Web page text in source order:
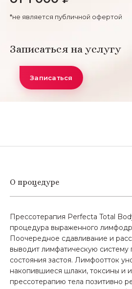
*не является публичной офертой
Записаться на услугу
Записаться
О процедуре
Прессотерапия Perfecta Total
процедура выраженного
Поочередное сдавливание и
выводит лимфатическую систему
состояния застоя. Лимфоотток
накопившиеся шлаки, токсины и
прессотерапию тела позитивно